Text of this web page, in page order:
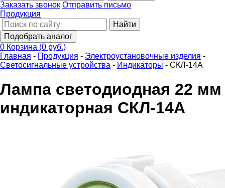
Заказать звонок Отправить письмо
Продукция
Найти
Подобрать аналог
0 Корзина (0 руб.)
Главная - Продукция - Электроустановочные изделия -
Светосигнальные устройства - Индикаторы - СКЛ-14А
Лампа светодиодная 22 мм
индикаторная СКЛ-14А